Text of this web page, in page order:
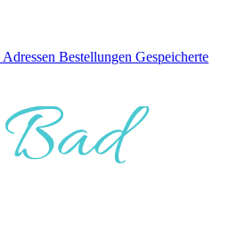
Adressen Bestellungen Gespeicherte